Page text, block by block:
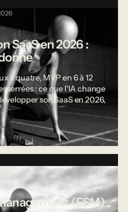
SaaS en 2026 :
à quatre, MVP en 6 à 12
: ce que l'IA change
son SaaS en 2026,
12 mai 2025
(FSM)